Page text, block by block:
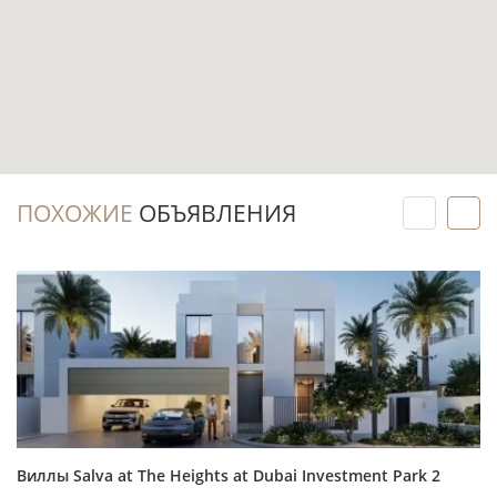
Готовый объект можно рассматривать для
аренды с первого месяца после покупки и
подготовки дома к заселению.
Прибрежное расположение на первой
линии является понятным преимуществом
ПОХОЖИЕ ОБЪЯВЛЕНИЯ
Виллы Salva at The Heights at Dubai Investment Park 2